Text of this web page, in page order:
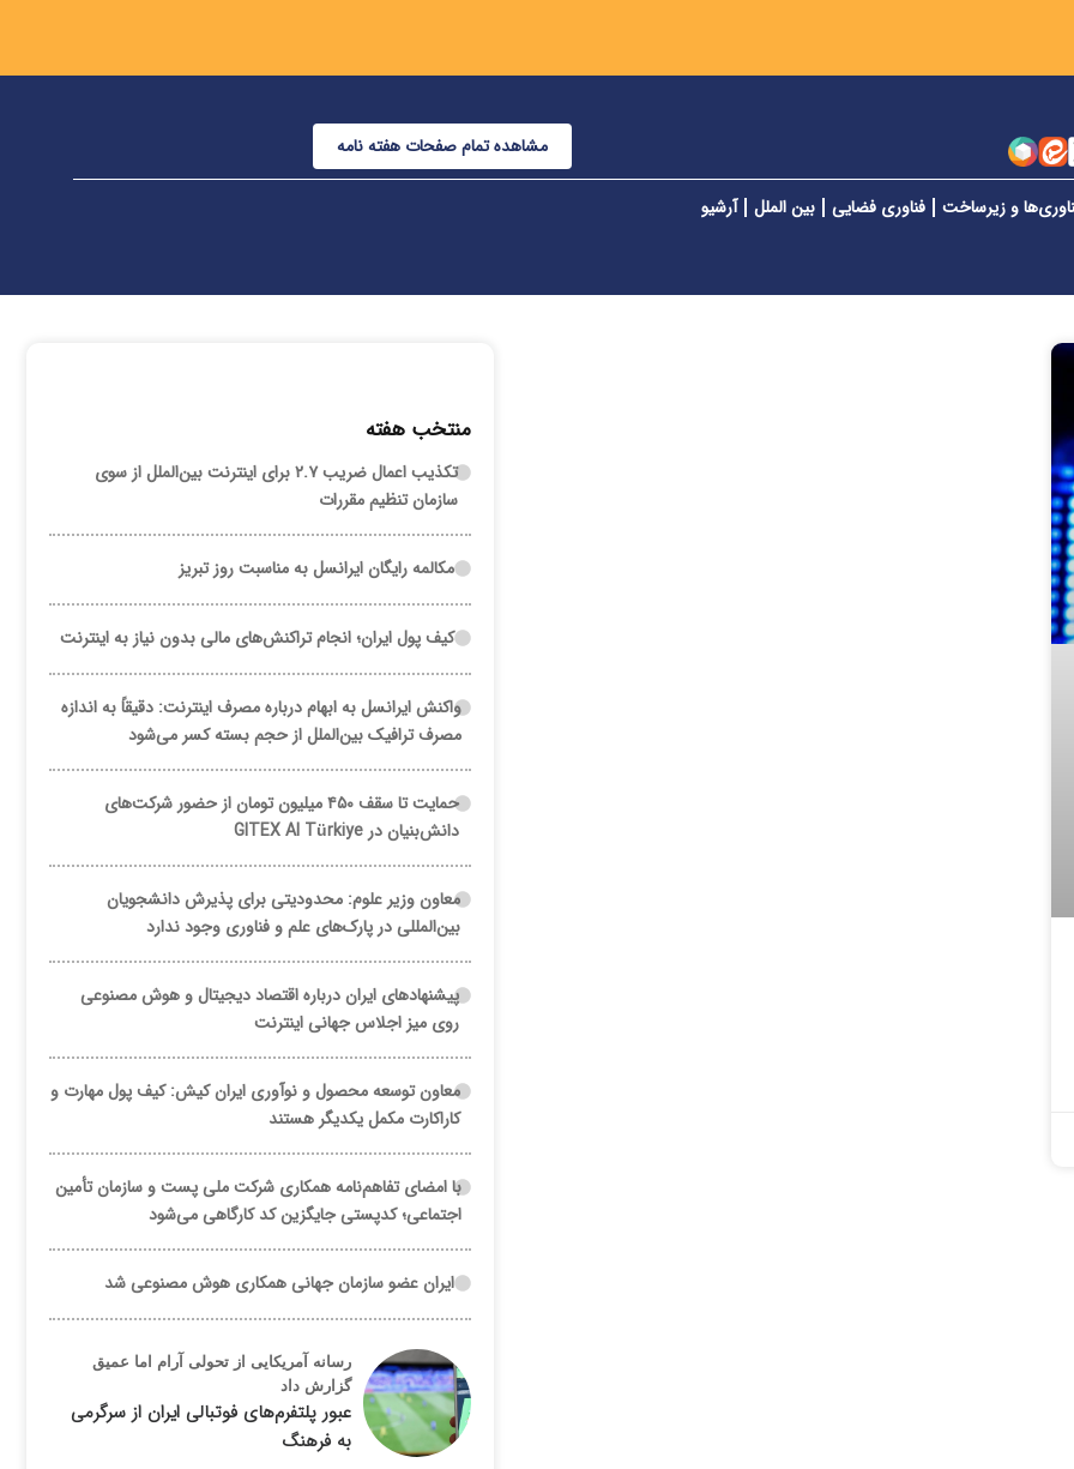
مشاهده تمام صفحات هفته نامه
و زیرساخت فناوری فضایی بین الملل آرشیو
منتخب هفته
تکذیب اعمال ضریب ۲.۷ برای اینترنت بین‌الملل از سوی
سازمان تنظیم مقررات
مکالمه رایگان ایرانسل به مناسبت روز تبریز
کیف پول ایران؛ انجام تراکنش‌های مالی بدون نیاز به اینترنت
واکنش ایرانسل به ابهام درباره مصرف اینترنت: دقیقاً به اندازه
مصرف ترافیک بین‌الملل از حجم بسته کسر می‌شود
حمایت تا سقف ۴۵۰ میلیون تومان از حضور شرکت‌های
دانش‌بنیان در GITEX AI Türkiye
معاون وزیر علوم: محدودیتی برای پذیرش دانشجویان
بین‌المللی در پارک‌های علم و فناوری وجود ندارد
پیشنهادهای ایران درباره اقتصاد دیجیتال و هوش مصنوعی
روی میز اجلاس جهانی اینترنت
معاون توسعه محصول و نوآوری ایران کیش: کیف پول مهارت و
کاراکارت مکمل یکدیگر هستند
با امضای تفاهم‌نامه همکاری شرکت ملی پست و سازمان تأمین
اجتماعی؛ کدپستی جایگزین کد کارگاهی می‌شود
ایران عضو سازمان جهانی همکاری هوش مصنوعی شد
رسانه آمریکایی از تحولی آرام اما عمیق
گزارش داد
عبور پلتفرم‌های فوتبالی ایران از سرگرمی
به فرهنگ